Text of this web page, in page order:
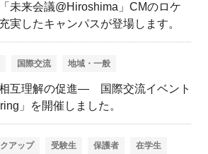
未来会議@Hiroshima」CMのロケ
実したキャンパスが登場します。
国際交流 地域・一般
互理解の促進— 国際交流イベント
」を開催しました。
アップ 受験生 保護者 在学生